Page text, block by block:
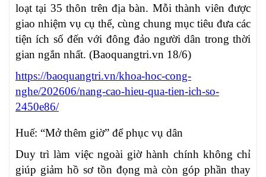
loạt tại 35 thôn trên địa bàn. Mỗi thành viên được
giao nhiệm vụ cụ thể, cùng chung mục tiêu đưa các
tiện ích số đến với đông đảo người dân trong thời
gian ngắn nhất. (Baoquangtri.vn 18/6)
https://baoquangtri.vn/khoa-hoc-cong-
nghe/202606/nang-cao-hieu-qua-tien-ich-so-
2450e86/
Huế: “Mở thêm giờ” để phục vụ dân
Duy trì làm việc ngoài giờ hành chính không chỉ
giúp giảm hồ sơ tồn đọng mà còn góp phần thay